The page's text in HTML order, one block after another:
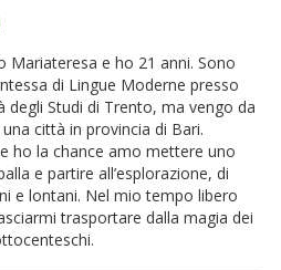
Mariateresa e ho 21 anni. Sono
di Lingue Moderne presso
degli Studi di Trento, ma vengo da
città in provincia di Bari.
ho la chance amo mettere uno
e partire all’esplorazione, di
e lontani. Nel mio tempo libero
trasportare dalla magia dei